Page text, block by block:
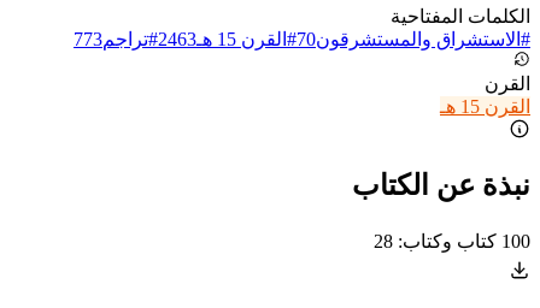
الكلمات المفتاحية
# الاستشراق والمستشرقون70
# القرن 15 هـ 2463
#تراجم773
القرن
القرن 15 هـ
نبذة عن الكتاب
100 كتاب وكتاب: 28